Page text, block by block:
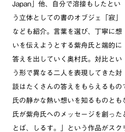
Japan」他、自分で溶接もしたとい
う立体としての書のオブジェ「寂」
なども紹介。言葉を選び、丁寧に想
いを伝えようとする紫舟氏と端的に
答えを出していく奥村氏。対比とい
う形で異なる二人を表現してきた対
談はたくさんの答えをもらえるもの
氏の静かな熱い想いを知るものと
氏が紫舟氏へのメッセージを創っ
とば、しるす。」という作品がス